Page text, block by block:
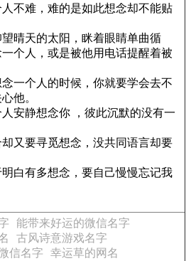
不难，难的是如此想念却不能贴
晴天的太阳，眯着眼睛单曲循
个人，或是被他用电话提醒着被
一个人的时候，你就要学会去不
他。
安静想念你 ，彼此沉默的没有一
又要寻觅想念，没共同语言却要
白有多想念，要自己慢慢忘记我
能带来好运的微信名字
古风诗意游戏名字
信名字
幸运草的网名